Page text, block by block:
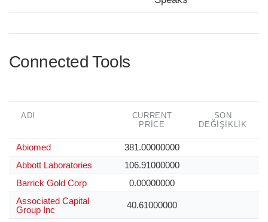
Connected Tools
ADI
CURRENT
PRICE
SON
DEĞIŞIKLIK
Abiomed
381.00000000
Abbott Laboratories
106.91000000
Barrick Gold Corp
0.00000000
Associated Capital
Group Inc
40.61000000